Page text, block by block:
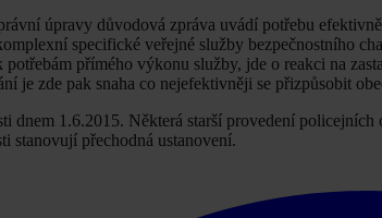
úpravy důvodová zpráva uvádí potřebu
specifické veřejné služby bezpečnostního
přímého výkonu služby, jde o reakci na
je zde pak snaha co nejefektivněji se přizpůsobit
dnem 1.6.2015. Některá starší provedení
stanovují přechodná ustanovení.